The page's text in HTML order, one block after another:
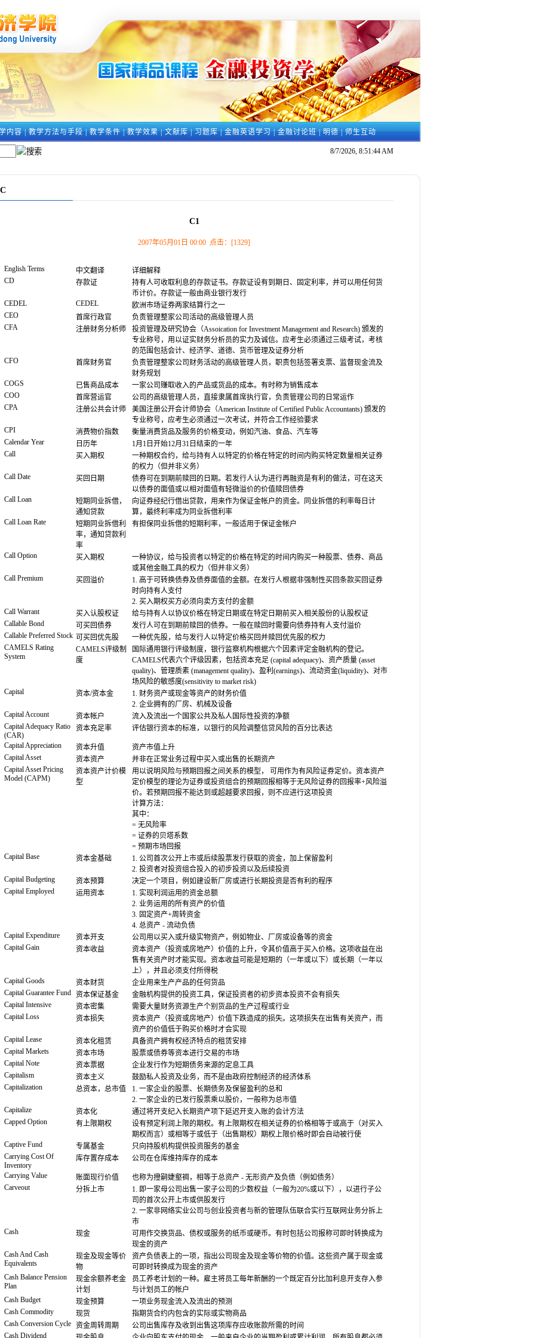
内容|教学方法与手段|教学条件|教学效果|文献库|习题库|金融英语学习|金融讨论班|明德|师生互动
8/7/2026, 8:51:45 AM
C
C1
2007年05月01日 00:00 点击：[1329]
English Terms 中文翻译
详细解释
CD
存款证
持有人可收取利息的存款证书。存款证设有到期日、固定利率，并可以用任何货
币计价。存款证一般由商业银行发行
CEDEL
CEDEL
欧洲市场证券两家结算行之一
CEO
首席行政官
负责管理整家公司活动的高级管理人员
CFA
注册财务分析师
投资管理及研究协会（Assoication for Investment Management and Research) 颁发的
专业称号，用以证实财务分析员的实力及诚信。应考生必须通过三级考试，考核
的范围包括会计、经济学、道德、货币管理及证券分析
CFO
首席财务官
负责管理整家公司财务活动的高级管理人员，职责包括签署支票、监督现金流及
财务规划
COGS
已售商品成本
一家公司赚取收入的产品或货品的成本。有时称为销售成本
COO
首席营运官
公司的高级管理人员，直接隶属首席执行官，负责管理公司的日常运作
CPA
注册公共会计师
美国注册公开会计师协会（American Institute of Certified Public Accountants) 颁发的
专业称号，应考生必须通过一次考试，并符合工作经验要求
CPI
消费物价指数
衡量消费货品及服务的价格变动，例如汽油、食品、汽车等
Calendar Year
日历年
1月1日开始12月31日结束的一年
Call
买入期权
一种期权合约，给与持有人以特定的价格在特定的时间内购买特定数量相关证券
的权力（但并非义务）
Call Date
买回日期
债券可在到期前赎回的日期。若发行人认为进行再融资是有利的做法，可在这天
以债券的面值或以相对面值有轻微溢价的价值赎回债券
Call Loan
短期同业拆借，
通知贷款
向证券经纪行借出贷款，用来作为保证金帐户的资金。同业拆借的利率每日计
算，最终利率成为同业拆借利率
Call Loan Rate
短期同业拆借利
率，通知贷款利
率
有担保同业拆借的短期利率，一般适用于保证金帐户
Call Option 买入期权
一种协议，给与投资者以特定的价格在特定的时间内购买一种股票、债券、商品
或其他金融工具的权力（但并非义务）
Call Premium
买回溢价
1. 高于可转换债券及债券面值的金额。在发行人根据非强制性买回条款买回证券
时向持有人支付
2. 买入期权买方必须向卖方支付的金额
Call Warrant
买入认股权证
给与持有人以协议价格在特定日期或在特定日期前买入相关股份的认股权证
Callable Bond
可买回债券
发行人可在到期前赎回的债券。一般在赎回时需要向债券持有人支付溢价
Callable Preferred Stock 可买回优先股
一种优先股，给与发行人以特定价格买回并赎回优先股的权力
CAMELS Rating
System
CAMELS评级制
度
国际通用银行评级制度，银行监察机构根据六个因素评定金融机构的登记。
CAMELS代表六个评级因素，包括资本充足 (capital adequacy)、资产质量 (asset
quality)、管理质素 (management quality)、盈利(earnings)、流动资金(liquidity)、对市
场风险的敏感度(sensitivity to market risk)
Capital
资本/资本金
1. 财务资产或现金等资产的财务价值
2. 企业拥有的厂房、机械及设备
Capital Account
资本帐户
流入及流出一个国家公共及私人国际性投资的净额
Capital Adequacy Ratio
(CAR)
资本充足率 评估银行资本的标准，以银行的风险调整信贷风险的百分比表达
Capital Appreciation 资本升值
资产市值上升
Capital Asset
资本资产
并非在正常业务过程中买入或出售的长期资产
Capital Asset Pricing
Model (CAPM)
资本资产计价模
型
用以说明风险与预期回报之间关系的模型， 可用作为有风险证券定价。资本资产
定价模型的理论为证券或投资组合的预期回报相等于无风险证券的回报率+风险溢
价。若预期回报不能达到或超越要求回报，则不应进行这项投资
计算方法：
其中：
= 无风险率
= 证券的贝塔系数
= 预期市场回报
Capital Base
资本金基础
1. 公司首次公开上市或后续股票发行获取的资金，加上保留盈利
2. 投资者对投资组合投入的初步投资以及后续投资
Capital Budgeting
资本预算
决定一个项目，例如建设新厂房或进行长期投资是否有利的程序
Capital Employed
运用资本
1. 实现利润运用的资金总额
2. 业务运用的所有资产的价值
3. 固定资产+周转资金
4. 总资产 - 流动负债
Capital Expenditure
资本开支
公司用以买入或升级实物资产，例如物业、厂房或设备等的资金
Capital Gain
资本收益
资本资产（投资或房地产）价值的上升，令其价值高于买入价格。这项收益在出
售有关资产时才能实现。资本收益可能是短期的（一年或以下）或长期（一年以
上），并且必须支付所得税
Capital Goods
资本财货
企业用来生产产品的任何货品
Capital Guarantee Fund 资本保证基金
金融机构提供的投资工具，保证投资者的初步资本投资不会有损失
Capital Intensive
资本密集
需要大量财务资源生产个别货品的生产过程或行业
Capital Loss
资本损失
资本资产（投资或房地产）价值下跌造成的损失。这项损失在出售有关资产，而
资产的价值低于购买价格时才会实现
Capital Lease
资本化租赁
具备资产拥有权经济特点的租赁安排
Capital Markets
资本市场
股票或债券等资本进行交易的市场
Capital Note
资本票据
企业发行作为短期债务来源的定息工具
Capitalism
资本主义
鼓励私人投资及业务，而不是由政府控制经济的经济体系
Capitalization
总资本，总市值
1. 一家企业的股票、长期债务及保留盈利的总和
2. 一家企业的已发行股票乘以股价，一般称为总市值
Capitalize
资本化
通过将开支纪入长期资产项下延迟开支入账的会计方法
Capped Option
有上限期权
设有预定利润上限的期权。有上限期权在相关证券的价格相等于或高于（对买入
期权而言）或相等于或低于（出售期权）期权上限价格时即会自动被行使
Captive Fund
专属基金
只向持股机构提供投资服务的基金
Carrying Cost Of
Inventory
库存置存成本 公司在仓库维持库存的成本
Carrying Value 账面现行价值
也称为撜嗣婕壑禂，相等于总资产 - 无形资产及负债（例如债务）
Carveout
分拆上市
1. 即一家母公司出售一家子公司的少数权益（一般为20%或以下），以进行子公
司的首次公开上市或供股发行
2. 一家非网络实业公司与创业投资者与新的管理队伍联合实行互联网业务分拆上
市
Cash
现金
可用作交换货品、债权或服务的纸币或硬币。有时包括公司报称可即时转换成为
现金的资产
Cash And Cash
Equivalents
现金及现金等价
物
资产负债表上的一项，指出公司现金及现金等价物的价值。这些资产属于现金或
可即时转换成为现金的资产
Cash Balance Pension
Plan
现金余额养老金
计划
员工养老计划的一种。雇主将员工每年新酬的一个既定百分比加利息开支存入参
与计划员工的帐户
Cash Budget
现金预算
一项业务现金流入及流出的预测
Cash Commodity
现货
指期货合约内包含的实际或实物商品
Cash Conversion Cycle 资金周转周期
公司出售库存及收到出售这项库存应收账款所需的时间
Cash Dividend